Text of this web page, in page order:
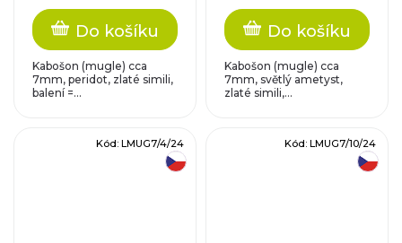
Do košíku
Kabošon (mugle) cca
7mm, peridot, zlaté simili,
balení =...
Do košíku
Kabošon (mugle) cca
7mm, světlý ametyst,
zlaté simili,...
Kód: LMUG7/4/24 Kód: LMUG7/10/24